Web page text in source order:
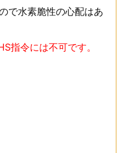
で水素脆性の心配はあ
指令には不可です。